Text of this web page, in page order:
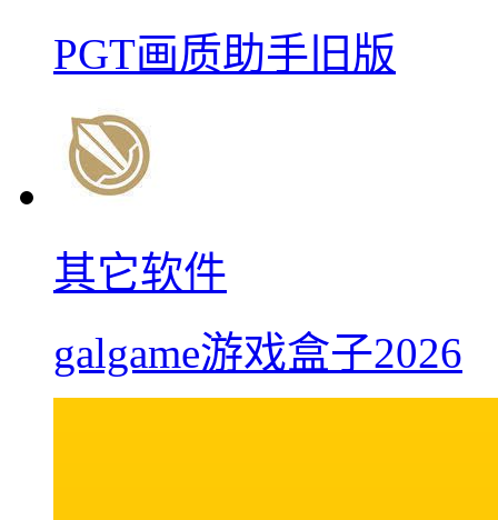
PGT画质助手旧版
其它软件
galgame游戏盒子2026